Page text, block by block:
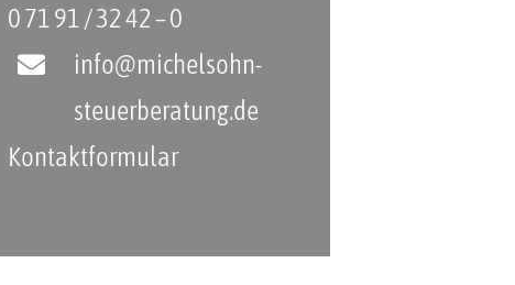
0 71 91 / 32 42 – 0
info@michelsohn-
steuerberatung.de
Kontaktformular